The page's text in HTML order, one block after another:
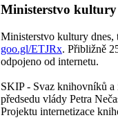
Ministerstvo
Ministerstvo kultury dnes,
goo.gl/ETJRx. Přibližně
odpojeno od internetu.
SKIP - Svaz knihovníků a
předsedu vlády Petra
Projektu internetizace